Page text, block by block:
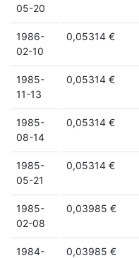
05-20
1986-
02-10
0,05314 €
1985-
11-13
0,05314 €
1985-
08-14
0,05314 €
1985-
05-21
0,05314 €
1985-
02-08
0,03985 €
1984-
0,03985 €